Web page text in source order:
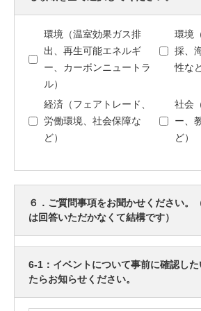
環境（温室効果ガス排
出、再生可能エネルギ
ー、カーボンニュートラ
ル）
環境
採、
性な
経済（フェアトレード、
労働環境、社会保障な
ど）
社会
ー、
ど）
６．ご質問事項をお聞かせください。
は回答いただかなくて結構です）
6-1：イベントについて事前に確認し
たらお知らせください。